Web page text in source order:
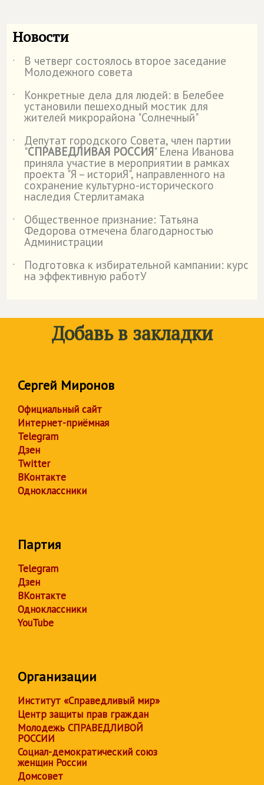
Новости
˙ В четверг состоялось второе заседание
Молодежного совета
˙
Конкретные дела для людей: в Белебее
установили пешеходный мостик для
жителей микрорайона "Солнечный"
˙
Депутат городского Совета, член партии
"СПРАВЕДЛИВАЯ РОССИЯ" Елена Иванова
приняла участие в мероприятии в рамках
проекта "Я – историЯ", направленного на
сохранение культурно-исторического
наследия Стерлитамака
˙
Общественное признание: Татьяна
Федорова отмечена благодарностью
Администрации
˙
Подготовка к избирательной кампании: курс
на эффективную работУ
Добавь в закладки
Сергей Миронов
Официальный сайт
Интернет-приёмная
Telegram
Дзен
Twitter
ВКонтакте
Одноклассники
Партия
Telegram
Дзен
ВКонтакте
Одноклассники
YouTube
Организации
Институт «Справедливый мир»
Центр защиты прав граждан
Молодежь СПРАВЕДЛИВОЙ
РОССИИ
Социал-демократический союз
женщин России
Домсовет